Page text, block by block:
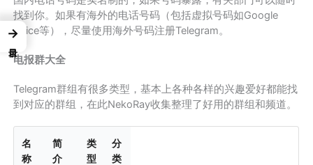
找到你。如果有海外的电话号码（包括虚拟号码如Google
Voice等），尽量使用海外号码注册Telegram。
电报群大全
Telegram群组有很多类型，基本上各种各样的兴趣爱好都能找
到对应的群组，在此NekoRay收集整理了好用的群组和频道。
名
称
简
介
类
型
分
类
→